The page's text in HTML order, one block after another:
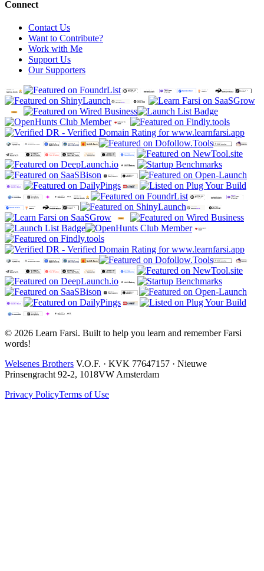
Connect
Contact Us
Want to Contribute?
Work with Me
Support Us
Our Supporters
© 2026 Learn Farsi. Built to help you learn and remember Farsi
words!
Welsenes Brothers V.O.F. · KVK 77647157 · Nieuwe
Prinsengracht 92-2, 1018VW Amsterdam
Privacy PolicyTerms of Use